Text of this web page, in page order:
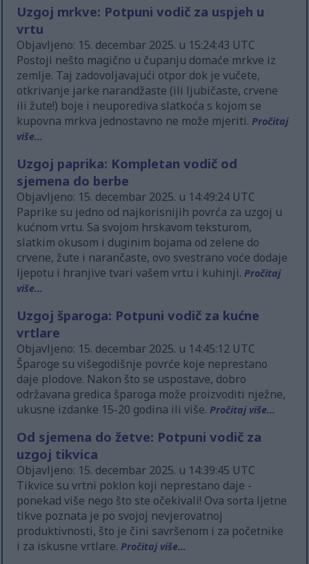
Uzgoj mrkve: Potpuni vodič za uspjeh u
vrtu
Objavljeno: 15. decembar 2025. u 15:24:43 UTC
Postoji nešto magično u čupanju domaće mrkve iz
zemlje. Taj zadovoljavajući otpor dok je vučete,
otkrivanje jarke narandžaste (ili ljubičaste, crvene
ili žute!) boje i neuporediva slatkoća s kojom se
kupovna mrkva jednostavno ne može mjeriti.Pročitaj
više...
Uzgoj paprika: Kompletan vodič od
sjemena do berbe
Objavljeno: 15. decembar 2025. u 14:49:24 UTC
Paprike su jedno od najkorisnijih povrća za uzgoj u
kućnom vrtu. Sa svojom hrskavom teksturom,
slatkim okusom i duginim bojama od zelene do
crvene, žute i narančaste, ovo svestrano voće dodaje
ljepotu i hranjive tvari vašem vrtu i kuhinji.Pročitaj
više...
Uzgoj šparoga: Potpuni vodič za kućne
vrtlare
Objavljeno: 15. decembar 2025. u 14:45:12 UTC
Šparoge su višegodišnje povrće koje neprestano
daje plodove. Nakon što se uspostave, dobro
održavana gredica šparoga može proizvoditi nježne,
ukusne izdanke 15-20 godina ili više.Pročitaj više...
Od sjemena do žetve: Potpuni vodič za
uzgoj tikvica
Objavljeno: 15. decembar 2025. u 14:39:45 UTC
Tikvice su vrtni poklon koji neprestano daje -
ponekad više nego što ste očekivali! Ova sorta ljetne
tikve poznata je po svojoj nevjerovatnoj
produktivnosti, što je čini savršenom i za početnike
i za iskusne vrtlare.Pročitaj više...